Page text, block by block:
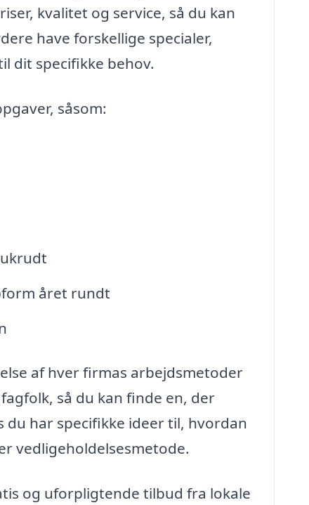
kvalitet og service, så du kan
have forskellige specialer,
dit specifikke behov.
såsom:
året rundt
af hver firmas arbejdsmetoder
så du kan finde en, der
har specifikke ideer til, hvordan
vedligeholdelsesmetode.
og uforpligtende tilbud fra lokale